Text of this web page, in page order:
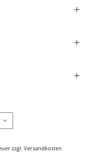
+
+
+
zzgl. Versandkosten